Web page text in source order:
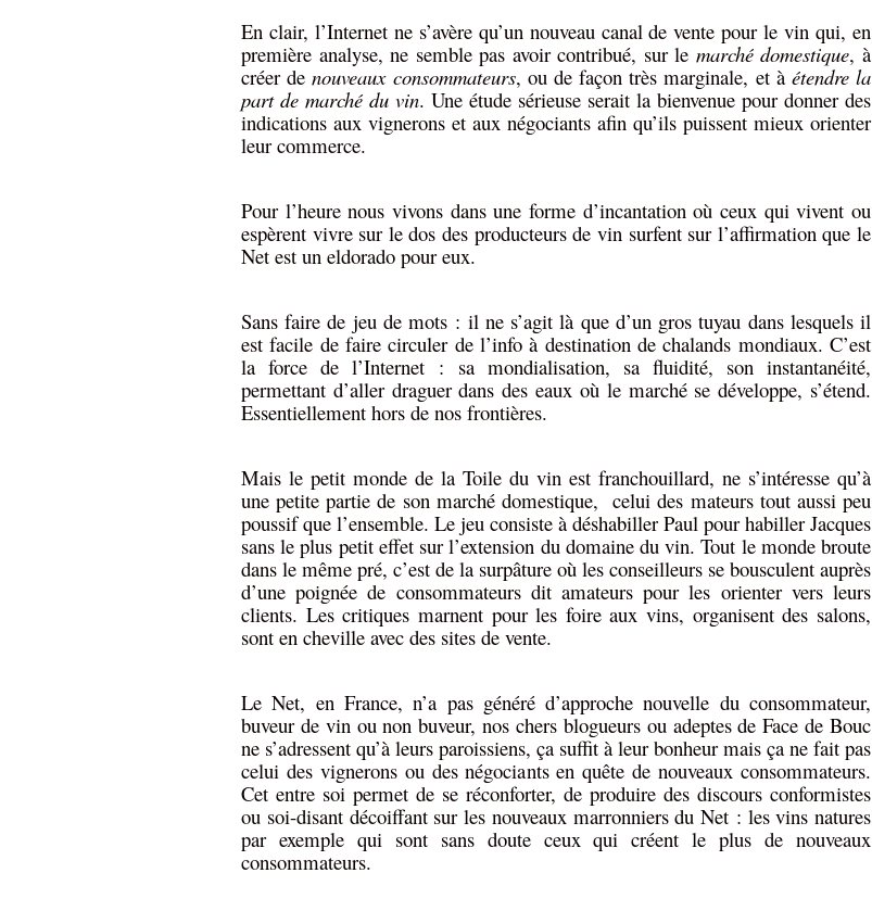
En clair, l’Internet ne s’avère qu’un nouveau canal de vente pour le vin qui, en
première analyse, ne semble pas avoir contribué, sur le marché domestique, à
créer denouveaux consommateurs, ou de façon très marginale, et à étendre la
part de marché du vin. Une étude sérieuse serait la bienvenue pour donner des
indications aux vignerons et aux négociants afin qu’ils puissent mieux orienter
leur commerce.
Pour l’heure nous vivons dans une forme d’incantation où ceux qui vivent ou
espèrent vivre sur le dos des producteurs de vin surfent sur l’affirmation que le
Net est un eldorado pour eux.
Sans faire de jeu de mots : il ne s’agit là que d’un gros tuyau dans lesquels il
est facile de faire circuler de l’info à destination de chalands mondiaux. C’est
la force de l’Internet : sa mondialisation, sa fluidité, son instantanéité,
permettant d’aller draguer dans des eaux où le marché se développe, s’étend.
Essentiellement hors de nos frontières.
Mais le petit monde de la Toile du vin est franchouillard, ne s’intéresse qu’à
une petite partie de son marché domestique, celui des mateurs tout aussi peu
poussif que l’ensemble. Le jeu consiste à déshabiller Paul pour habiller Jacques
sans le plus petit effet sur l’extension du domaine du vin. Tout le monde broute
dans le même pré, c’est de la surpâture où les conseilleurs se bousculent auprès
d’une poignée de consommateurs dit amateurs pour les orienter vers leurs
clients. Les critiques marnent pour les foire aux vins, organisent des salons,
sont en cheville avec des sites de vente.
Le Net, en France, n’a pas généré d’approche nouvelle du consommateur,
buveur de vin ou non buveur, nos chers blogueurs ou adeptes de Face de Bouc
ne s’adressent qu’à leurs paroissiens, ça suffit à leur bonheur mais ça ne fait pas
celui des vignerons ou des négociants en quête de nouveaux consommateurs.
Cet entre soi permet de se réconforter, de produire des discours conformistes
ou soi-disant décoiffant sur les nouveaux marronniers du Net : les vins natures
par exemple qui sont sans doute ceux qui créent le plus de nouveaux
consommateurs.